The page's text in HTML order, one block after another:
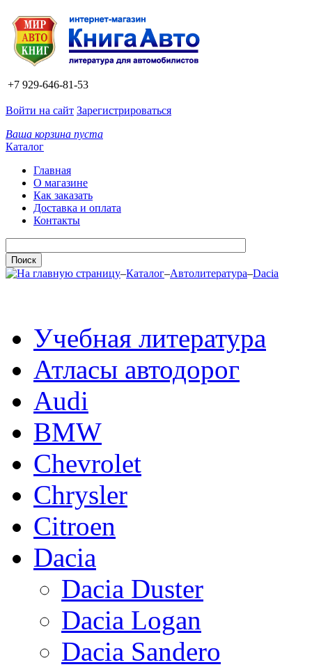
+7 929-646-81-53
Войти на сайт Зарегистрироваться
Ваша корзина пуста
Каталог
Главная
О магазине
Как заказать
Доставка и оплата
Контакты
–Каталог–Автолитература–Dacia
Учебная литература
Атласы автодорог
Audi
BMW
Chevrolet
Chrysler
Citroen
Dacia
Dacia Duster
Dacia Logan
Dacia Sandero